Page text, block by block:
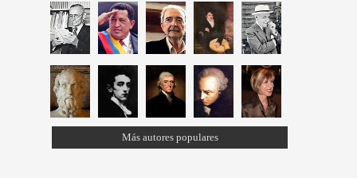
Más autores populares